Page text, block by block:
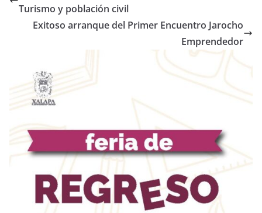
Turismo y población civil
Exitoso arranque del Primer Encuentro Jarocho
Emprendedor